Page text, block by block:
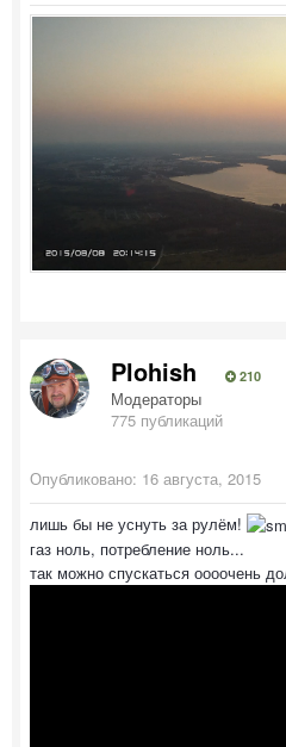
Plohish 210
Модераторы
775 публикаций
Опубликовано: 16 августа, 2015
лишь бы не уснуть за рулём!
газ ноль, потребление ноль...
так можно спускаться оооочень